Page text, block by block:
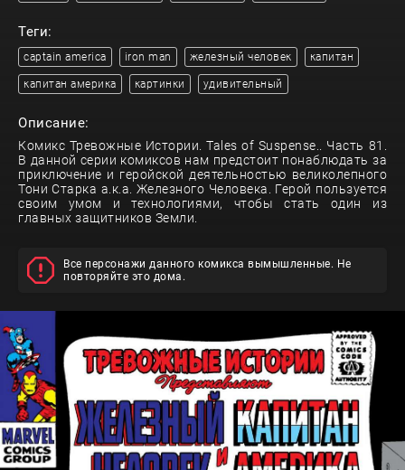
Теги:
captain america iron man железный человек капитан
капитан америка картинки удивительный
Описание:
Комикс Тревожные Истории. Tales of Suspense.. Часть 81.
В данной серии комиксов нам предстоит понаблюдать за
приключение и геройской деятельностью великолепного
Тони Старка а.к.а. Железного Человека. Герой пользуется
своим умом и технологиями, чтобы стать один из
главных защитников Земли.
Все персонажи данного комикса вымышленные. Не
повторяйте это дома.